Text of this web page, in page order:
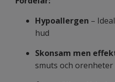
Hypoallergen –
hud
Skonsam men
smuts och orenheter